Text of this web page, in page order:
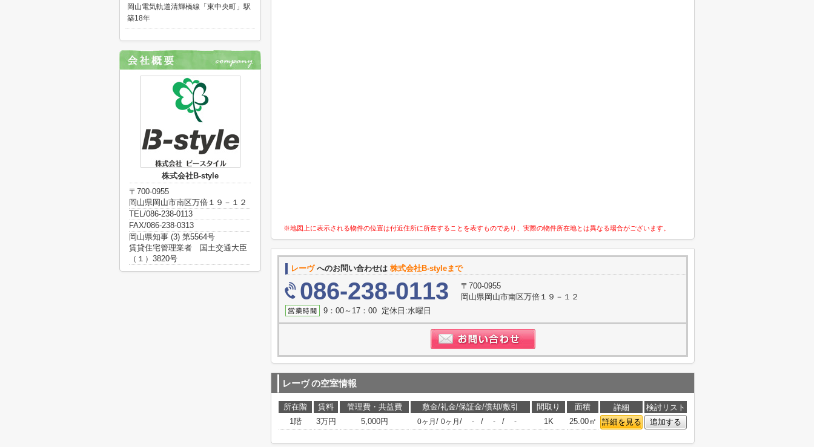
※地図上に表示される物件の位置は付近住所に所在することを表すものであり、実際の物件所在地とは異なる場合がございます。
レーヴへのお問い合わせは 株式会社B-styleまで
086-238-0113
〒700-0955
岡山県岡山市南区万倍１９－１２
9：00～17：00 定休日:水曜日
レーヴの空室情報
所在階 賃料 管理費・共益費 敷金/礼金/保証金/償却/敷引 間取り 面積 詳細
検討リスト
1階
3万円 5,000円 0ヶ月 / 0ヶ月 / - / - / - 1K 25.00㎡ 詳細を見る 追加する
岡山電気軌道清輝橋線「東中央町」駅
築18年
株式会社B-style
〒700-0955
岡山県岡山市南区万倍１９－１２
TEL/086-238-0113
FAX/086-238-0313
岡山県知事 (3) 第5564号
賃貸住宅管理業者 国土交通大臣
（１）3820号